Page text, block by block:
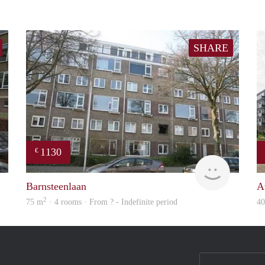
finder
SHARE
€ 1130
finder
Barnsteenlaan
75 m2 · 4 rooms · From ? - Indefinite period